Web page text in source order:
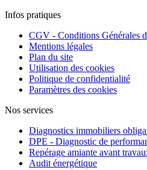
Infos pratiques
CGV - Conditions Générales
Mentions légales
Plan du site
Utilisation des cookies
Politique de confidentialité
Paramètres des cookies
Nos services
Diagnostics immobiliers
DPE - Diagnostic de
Repérage amiante avant
Audit énergétique